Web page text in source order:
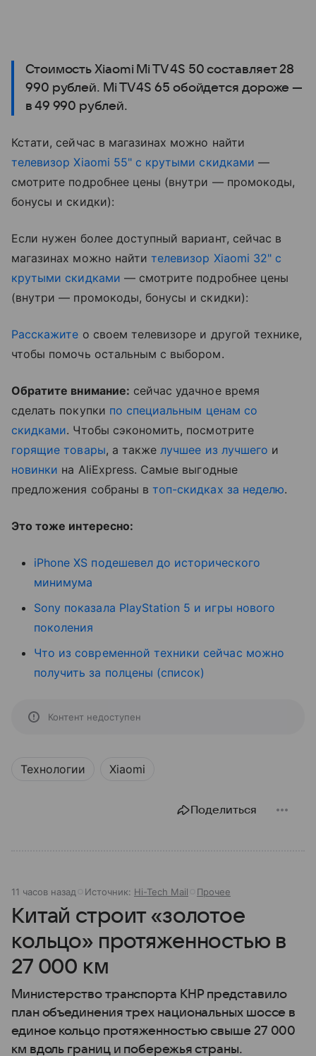
Стоимость Xiaomi Mi TV 4S 50 составляет 28
990 рублей. Mi TV 4S 65 обойдется дороже —
в 49 990 рублей.
Кстати, сейчас в магазинах можно найти
телевизор Xiaomi 55" с крутыми скидками —
смотрите подробнее цены (внутри — промокоды,
бонусы и скидки):
Если нужен более доступный вариант, сейчас в
магазинах можно найтителевизор Xiaomi 32" с
крутыми скидками — смотрите подробнее цены
(внутри — промокоды, бонусы и скидки):
Расскажите о своем телевизоре и другой технике,
чтобы помочь остальным с выбором.
Обратите внимание: сейчас удачное время
сделать покупки по специальным ценам со
скидками. Чтобы сэкономить, посмотрите
горящие товары, а также лучшее из лучшего и
новинки на AliExpress. Самые выгодные
предложения собраны втоп-скидках за неделю.
Это тоже интересно:
iPhone XS подешевел до исторического
минимума
Sony показала PlayStation 5 и игры нового
поколения
Что из современной техники сейчас можно
получить за полцены (список)
Контент недоступен
Технологии Xiaomi
Поделиться
11 часов назад Источник: Hi-Tech Mail Прочее
Китай строит «золотое
кольцо» протяженностью в
27 000 км
Министерство транспорта КНР представило
план объединения трех национальных шоссе в
единое кольцо протяженностью свыше 27 000
км вдоль границ и побережья страны.